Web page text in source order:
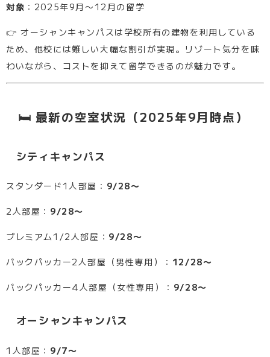
対象 ：2025年9月〜12月の留学
👉 オーシャンキャンパスは学校所有の建物を利用している
ため、他校には難しい大幅な割引が実現。リゾート気分を味
わいながら、コストを抑えて留学できるのが魅力です。
🛏 最新の空室状況（2025年9月時点）
シティキャンパス
スタンダード1人部屋： 9/28〜
2人部屋： 9/28〜
プレミアム1/2人部屋： 9/28〜
バックパッカー2人部屋（男性専用）： 12/28〜
バックパッカー4人部屋（女性専用）： 9/28〜
オーシャンキャンパス
1人部屋： 9/7〜